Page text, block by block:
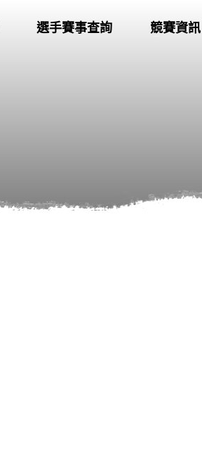
選手賽事查詢 競賽資訊